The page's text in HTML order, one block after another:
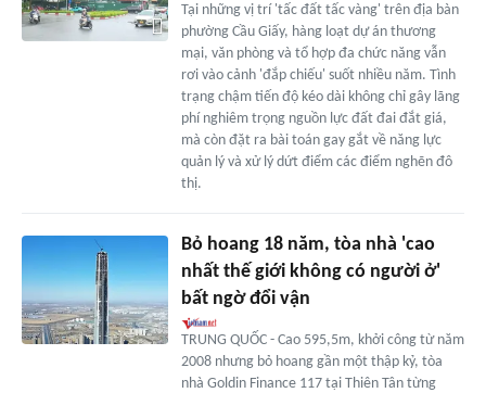
Tại những vị trí 'tấc đất tấc vàng' trên địa bàn
phường Cầu Giấy, hàng loạt dự án thương
mại, văn phòng và tổ hợp đa chức năng vẫn
rơi vào cảnh 'đắp chiếu' suốt nhiều năm. Tình
trạng chậm tiến độ kéo dài không chỉ gây lãng
phí nghiêm trọng nguồn lực đất đai đắt giá,
mà còn đặt ra bài toán gay gắt về năng lực
quản lý và xử lý dứt điểm các điểm nghẽn đô
thị.
Bỏ hoang 18 năm, tòa nhà 'cao
nhất thế giới không có người ở'
bất ngờ đổi vận
TRUNG QUỐC - Cao 595,5m, khởi công từ năm
2008 nhưng bỏ hoang gần một thập kỷ, tòa
nhà Goldin Finance 117 tại Thiên Tân từng